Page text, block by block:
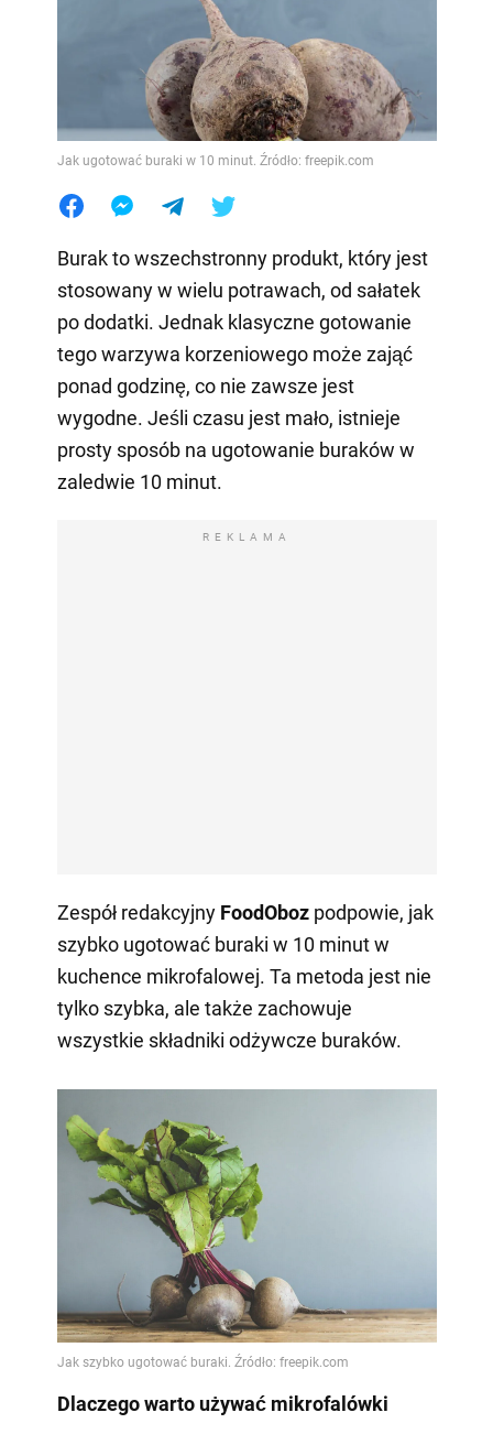
Jak ugotować buraki w 10 minut. Źródło: freepik.com
Burak to wszechstronny produkt, który jest
stosowany w wielu potrawach, od sałatek
po dodatki. Jednak klasyczne gotowanie
tego warzywa korzeniowego może zająć
ponad godzinę, co nie zawsze jest
wygodne. Jeśli czasu jest mało, istnieje
prosty sposób na ugotowanie buraków w
zaledwie 10 minut.
REKLAMA
Zespół redakcyjny FoodOboz podpowie, jak
szybko ugotować buraki w 10 minut w
kuchence mikrofalowej. Ta metoda jest nie
tylko szybka, ale także zachowuje
wszystkie składniki odżywcze buraków.
Dlaczego warto używać mikrofalówki